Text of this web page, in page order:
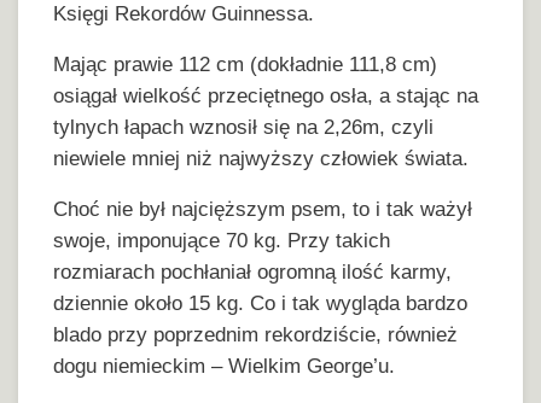
Księgi Rekordów Guinnessa.
Mając prawie 112 cm (dokładnie 111,8 cm)
osiągał wielkość przeciętnego osła, a stając na
tylnych łapach wznosił się na 2,26m, czyli
niewiele mniej niż najwyższy człowiek świata.
Choć nie był najcięższym psem, to i tak ważył
swoje, imponujące 70 kg. Przy takich
rozmiarach pochłaniał ogromną ilość karmy,
dziennie około 15 kg. Co i tak wygląda bardzo
blado przy poprzednim rekordziście, również
dogu niemieckim – Wielkim George’u.